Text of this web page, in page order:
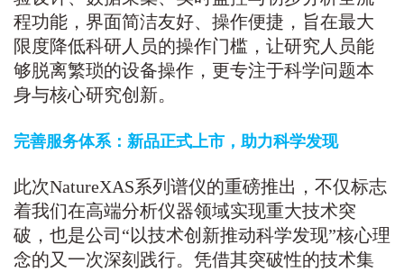
程功能，界面简洁友好、操作便捷，旨在最大
限度降低科研人员的操作门槛，让研究人员能
够脱离繁琐的设备操作，更专注于科学问题本
身与核心研究创新。
完善服务体系：新品正式上市，助力科学发现
此次NatureXAS系列谱仪的重磅推出，不仅标志
着我们在高端分析仪器领域实现重大技术突
破，也是公司“以技术创新推动科学发现”核心理
念的又一次深刻践行。 凭借其突破性的技术集